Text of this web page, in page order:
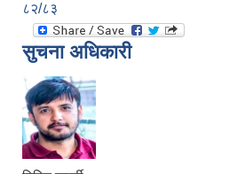
८२/८३
सुचना अधिकारी